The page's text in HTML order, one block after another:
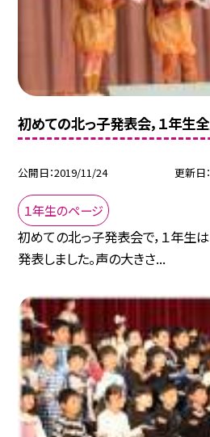
初めての北っ子発表会，１年生
公開日 2019/11/24 更新日
１年生のページ
初めての北っ子発表会で，１年生は
発表しました。声の大きさ...